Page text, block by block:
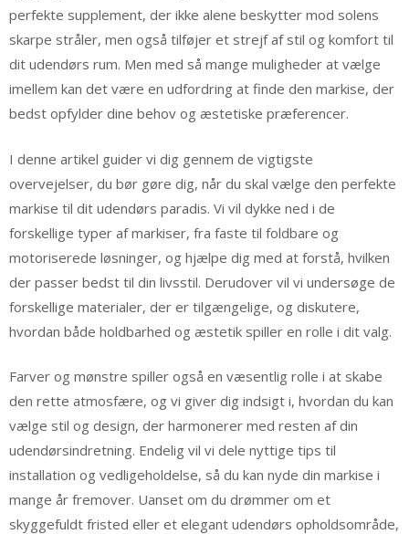
perfekte supplement, der ikke alene beskytter mod solens
skarpe stråler, men også tilføjer et strejf af stil og komfort til
dit udendørs rum. Men med så mange muligheder at vælge
imellem kan det være en udfordring at finde den markise, der
bedst opfylder dine behov og æstetiske præferencer.
I denne artikel guider vi dig gennem de vigtigste
overvejelser, du bør gøre dig, når du skal vælge den perfekte
markise til dit udendørs paradis. Vi vil dykke ned i de
forskellige typer af markiser, fra faste til foldbare og
motoriserede løsninger, og hjælpe dig med at forstå, hvilken
der passer bedst til din livsstil. Derudover vil vi undersøge de
forskellige materialer, der er tilgængelige, og diskutere,
hvordan både holdbarhed og æstetik spiller en rolle i dit valg.
Farver og mønstre spiller også en væsentlig rolle i at skabe
den rette atmosfære, og vi giver dig indsigt i, hvordan du kan
vælge stil og design, der harmonerer med resten af din
udendørsindretning. Endelig vil vi dele nyttige tips til
installation og vedligeholdelse, så du kan nyde din markise i
mange år fremover. Uanset om du drømmer om et
skyggefuldt fristed eller et elegant udendørs opholdsområde,